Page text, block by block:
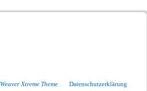
Weaver Xtreme Theme Datenschutzerklärung